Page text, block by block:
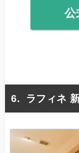
公
ラフィネ